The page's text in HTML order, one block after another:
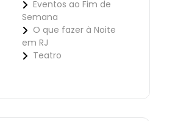
Eventos ao Fim de
Semana
O que fazer à Noite
em RJ
Teatro